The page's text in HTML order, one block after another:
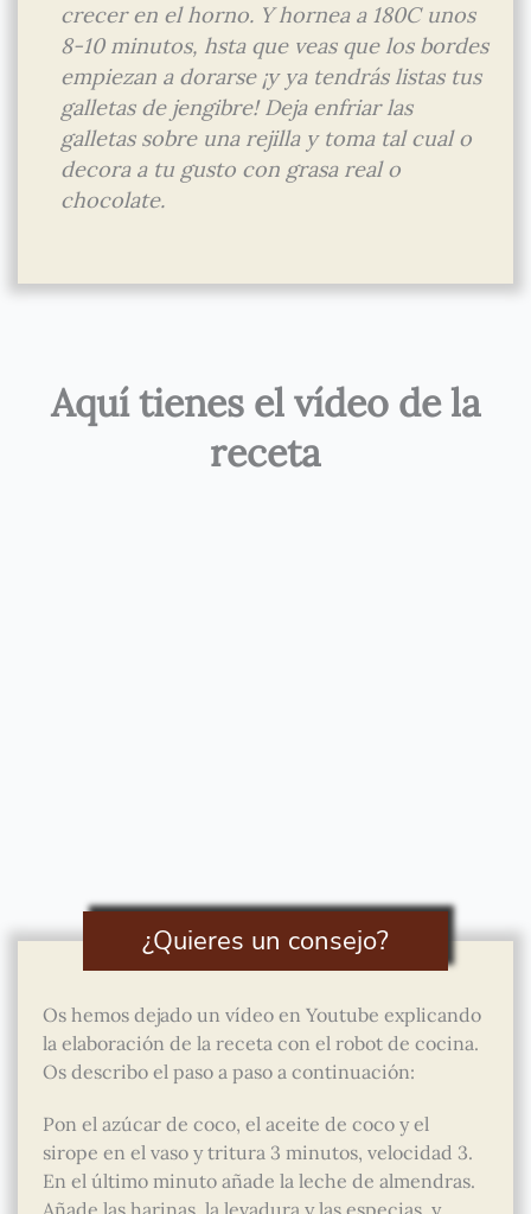
crecer en el horno. Y hornea a 180C unos
8-10 minutos, hsta que veas que los bordes
empiezan a dorarse ¡y ya tendrás listas tus
galletas de jengibre! Deja enfriar las
galletas sobre una rejilla y toma tal cual o
decora a tu gusto con grasa real o
chocolate.
Aquí tienes el vídeo de la
receta
¿Quieres un consejo?
Os hemos dejado un vídeo en Youtube explicando
la elaboración de la receta con el robot de cocina.
Os describo el paso a paso a continuación:
Pon el azúcar de coco, el aceite de coco y el
sirope en el vaso y tritura 3 minutos, velocidad 3.
En el último minuto añade la leche de almendras.